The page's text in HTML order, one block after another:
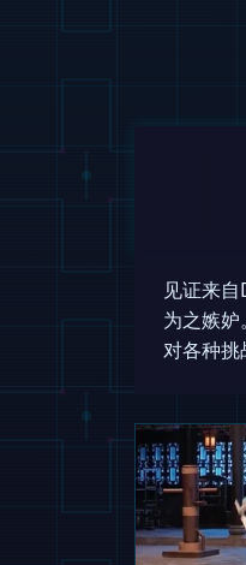
见证来
为之嫉
对各种挑